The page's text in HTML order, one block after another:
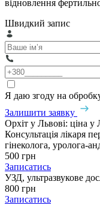
відновлення
Швидкий запис
Я даю згоду на
Залишити заявку
Орхіт у Львові: ціна у
Консультація лікаря
гінеколога, уролога-
500 грн
Записатись
УЗД, ультразвукове
800 грн
Записатись